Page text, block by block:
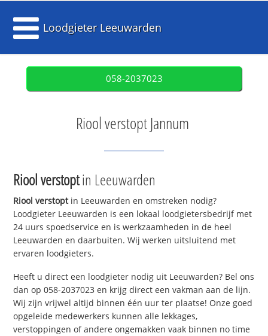
Loodgieter Leeuwarden
058-2037023
Riool verstopt Jannum
Riool verstoptin Leeuwarden
Riool verstoptin Leeuwarden en omstreken nodig?
Loodgieter Leeuwarden is een lokaal loodgietersbedrijf met
24 uurs spoedservice en is werkzaamheden in de heel
Leeuwarden en daarbuiten. Wij werken uitsluitend met
ervaren loodgieters.
Heeft u direct een loodgieter nodig uit Leeuwarden? Bel ons
dan op 058-2037023 en krijg direct een vakman aan de lijn.
Wij zijn vrijwel altijd binnen één uur ter plaatse! Onze goed
opgeleide medewerkers kunnen alle lekkages,
verstoppingen of andere ongemakken vaak binnen no time